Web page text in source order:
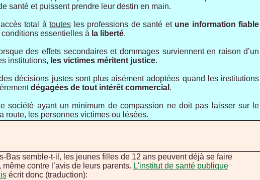
santé et puissent prendre leur destin en main.
total àtoutes les professions de santé et une information fiable
essentielles à la liberté.
des effets secondaires et dommages surviennent en raison d’un
institutions, les victimes méritent justice.
décisions justes sont plus aisément adoptées quand les institutions
dégagées de tout intérêt commercial .
société ayant un minimum de compassion ne doit pas laisser sur le
route, les personnes victimes ou lésées.
Bas semble-t-il, les jeunes filles de 12 ans peuvent déjà se faire
même contre l’avis de leurs parents. L'institut de santé publique
écrit donc (traduction):